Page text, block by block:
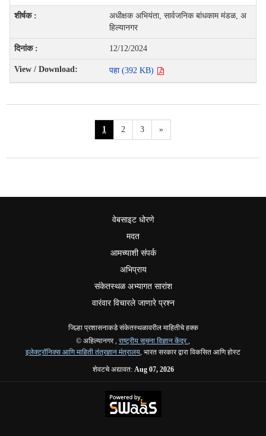
अधीक्षक अभियंता, सार्वजनिक बांधकाम मंडळ, अ
हिल्यानगर
12/12/2024
पहा (392 KB)
1 2 3 »
वेबसाइट धोरणे
मदत
आमच्याशी संपर्क
अभिप्राय
संकेतस्थळ अभ्यागत सारांश
वारंवार विचारले जाणारे प्रश्न
जिल्हा प्रशासनाकडे संकेतस्थळावरील माहितीचे हक्क
© अहिल्यानगर , राष्ट्रीय सूचना विज्ञान केंद्र,
इलेक्ट्रॉनिक्स आणि माहिती तंत्रज्ञान मंत्रालय, भारत सरकार द्वारा विकसित आणि होस्ट
शेवटचे अद्यावत: Aug 07, 2026